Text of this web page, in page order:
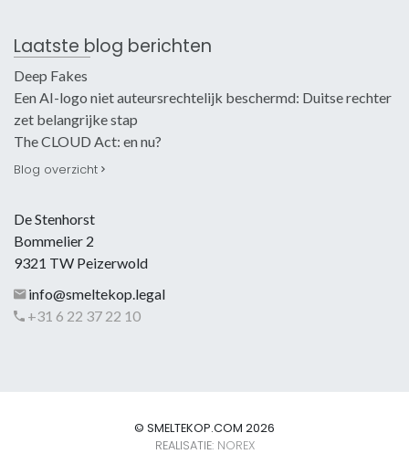
Laatste blog berichten
Deep Fakes
Een AI-logo niet auteursrechtelijk beschermd: Duitse rechter
zet belangrijke stap
The CLOUD Act: en nu?
Blog overzicht
De Stenhorst
Bommelier 2
9321 TW Peizerwold
info@smeltekop.legal
+31 6 22 37 22 10
© SMELTEKOP.COM 2026
REALISATIE: NOREX